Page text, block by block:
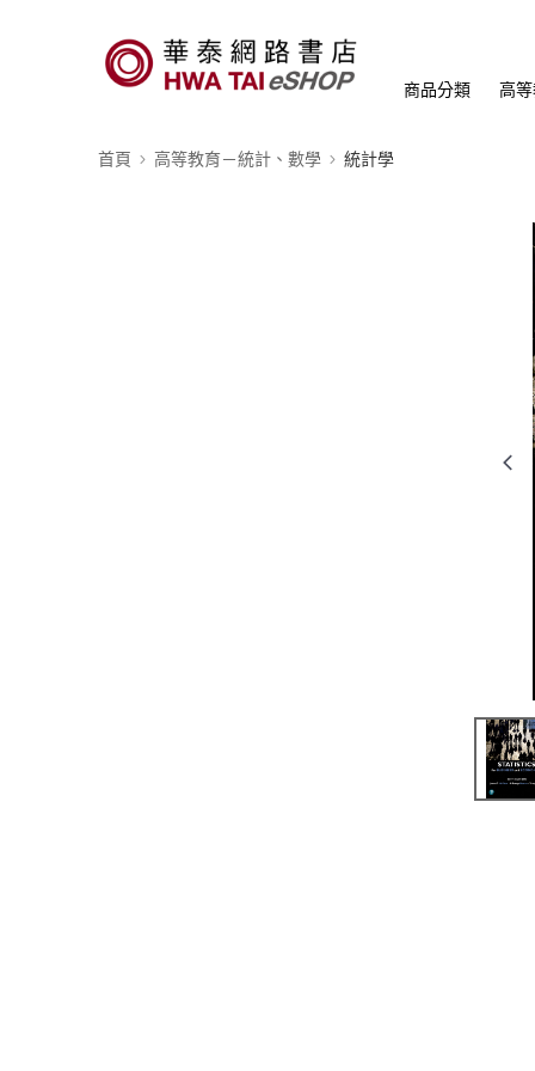
商品分類 高
首頁 高等教育－統計、數學 統計學